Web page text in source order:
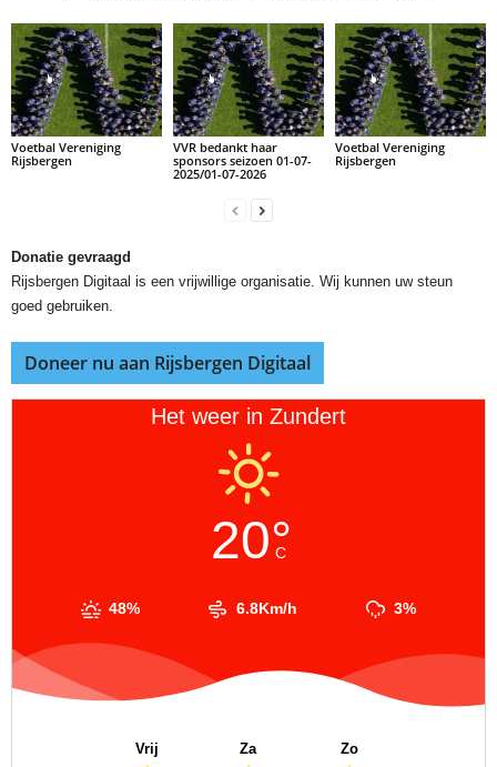
Voetbal Vereniging
Rijsbergen
VVR bedankt haar
sponsors seizoen 01-07-
2025/01-07-2026
Voetbal Vereniging
Rijsbergen
Donatie gevraagd
Rijsbergen Digitaal is een vrijwillige organisatie. Wij kunnen uw steun
goed gebruiken.
Doneer nu aan Rijsbergen Digitaal
Het weer in Zundert
20°
C
48% 6.8Km/h 3%
Vrij Za Zo